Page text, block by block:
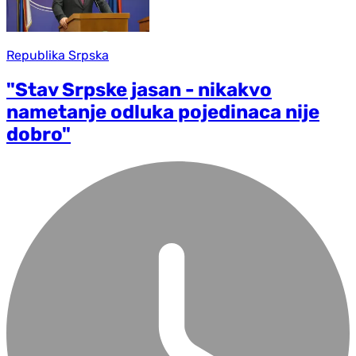
Republika Srpska
"Stav Srpske jasan - nikakvo
nametanje odluka pojedinaca nije
dobro"